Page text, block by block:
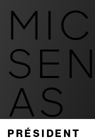
AS
PRÉSIDENT